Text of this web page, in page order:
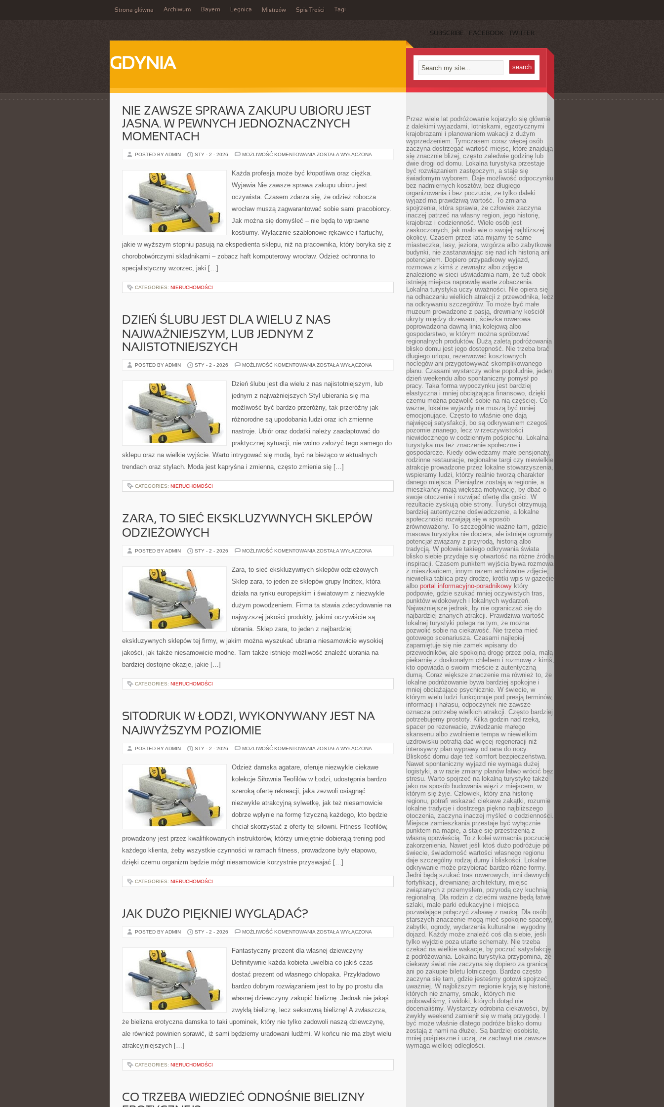
Strona główna Archiwum Bayern Legnica Mistrzów Spis Treści Tagi
SUBSCRIBE FACEBOOK TWITTER
GDYNIA
NIE ZAWSZE SPRAWA ZAKUPU UBIORU JEST
JASNA. W PEWNYCH JEDNOZNACZNYCH
MOMENTACH
POSTED BY ADMIN STY - 2 - 2026 MOŻLIWOŚĆ KOMENTOWANIA NIE
ZAKUPU
UBIORU
JASNA.
PEWNYCH
MOMENTACH
ZOSTAŁA WYŁĄCZONA
Każda profesja może być kłopotliwa oraz ciężka.
Wyjawia Nie zawsze sprawa zakupu ubioru jest
oczywista. Czasem zdarza się, że odzież robocza
wrocław muszą zagwarantować sobie sami pracobiorcy.
Jak można się domyśleć – nie będą to wprawne
kostiumy. Wyłącznie szablonowe rękawice i fartuchy,
jakie w wyższym stopniu pasują na ekspedienta sklepu, niż na pracownika, który boryka się z
chorobotwórczymi składnikami – zobacz haft komputerowy wrocław. Odzież ochronna to
specjalistyczny wzorzec, jaki […]
CATEGORIES: NIERUCHOMOŚCI
DZIEŃ ŚLUBU JEST DLA WIELU Z NAS
NAJWAŻNIEJSZYM, LUB JEDNYM Z
NAJISTOTNIEJSZYCH
POSTED BY ADMIN STY - 2 - 2026 MOŻLIWOŚĆ KOMENTOWANIA DZIEŃ
WIELU
NAS
LUB
Z
ZOSTAŁA WYŁĄCZONA
Dzień ślubu jest dla wielu z nas najistotniejszym, lub
jednym z najważniejszych Styl ubierania się ma
możliwość być bardzo przeróżny, tak przeróżny jak
różnorodne są upodobania ludzi oraz ich zmienne
nastroje. Ubiór oraz dodatki należy zaadaptować do
praktycznej sytuacji, nie wolno założyć tego samego do
sklepu oraz na wielkie wyjście. Warto intrygować się modą, być na bieżąco w aktualnych
trendach oraz stylach. Moda jest kapryśna i zmienna, często zmienia się […]
CATEGORIES: NIERUCHOMOŚCI
ZARA, TO SIEĆ EKSKLUZYWNYCH SKLEPÓW
ODZIEŻOWYCH
POSTED BY ADMIN STY - 2 - 2026 MOŻLIWOŚĆ KOMENTOWANIA ZARA,
EKSKLUZYWNYCH
SKLEPÓW
ZOSTAŁA WYŁĄCZONA
Zara, to sieć ekskluzywnych sklepów odzieżowych
Sklep zara, to jeden ze sklepów grupy Inditex, która
działa na rynku europejskim i światowym z niezwykle
dużym powodzeniem. Firma ta stawia zdecydowanie na
najwyższej jakości produkty, jakimi oczywiście są
ubrania. Sklep zara, to jeden z najbardziej
ekskluzywnych sklepów tej firmy, w jakim można wyszukać ubrania niesamowicie wysokiej
jakości, jak także niesamowicie modne. Tam także istnieje możliwość znaleźć ubrania na
bardziej dostojne okazje, jakie […]
CATEGORIES: NIERUCHOMOŚCI
SITODRUK W ŁODZI, WYKONYWANY JEST NA
NAJWYŻSZYM POZIOMIE
POSTED BY ADMIN STY - 2 - 2026 MOŻLIWOŚĆ KOMENTOWANIA SITODRUK
WYKONYWANY
JEST
NAJWYŻSZYM
ZOSTAŁA WYŁĄCZONA
Odzież damska agatare, oferuje niezwykle ciekawe
kolekcje Siłownia Teofilów w Łodzi, udostępnia bardzo
szeroką ofertę rekreacji, jaka zezwoli osiągnąć
niezwykle atrakcyjną sylwetkę, jak też niesamowicie
dobrze wpłynie na formę fizyczną każdego, kto będzie
chciał skorzystać z oferty tej siłowni. Fitness Teofilów,
prowadzony jest przez kwalifikowanych instruktorów, którzy umiejętnie dobierają trening pod
każdego klienta, żeby wszystkie czynności w ramach fitness, prowadzone były etapowo,
dzięki czemu organizm będzie mógł niesamowicie korzystnie przyswajać […]
CATEGORIES: NIERUCHOMOŚCI
JAK DUŻO PIĘKNIEJ WYGLĄDAĆ?
POSTED BY ADMIN STY - 2 - 2026 MOŻLIWOŚĆ KOMENTOWANIA JAK
WYGLĄDAĆ?
ZOSTAŁA WYŁĄCZONA
Fantastyczny prezent dla własnej dziewczyny
Definitywnie każda kobieta uwielbia co jakiś czas
dostać prezent od własnego chłopaka. Przykładowo
bardzo dobrym rozwiązaniem jest to by po prostu dla
własnej dziewczyny zakupić bieliznę. Jednak nie jakąś
zwykłą bieliznę, lecz seksowną bieliznę! A zwłaszcza,
że bielizna erotyczna damska to taki upominek, który nie tylko zadowoli naszą dziewczynę,
ale również powinien sprawić, iż sami będziemy uradowani ludźmi. W końcu nie ma zbyt wielu
atrakcyjniejszych […]
CATEGORIES: NIERUCHOMOŚCI
CO TRZEBA WIEDZIEĆ ODNOŚNIE BIELIZNY
Przez wiele lat podróżowanie kojarzyło się głównie
z dalekimi wyjazdami, lotniskami, egzotycznymi
krajobrazami i planowaniem wakacji z dużym
wyprzedzeniem. Tymczasem coraz więcej osób
zaczyna dostrzegać wartość miejsc, które znajdują
się znacznie bliżej, często zaledwie godzinę lub
dwie drogi od domu. Lokalna turystyka przestaje
być rozwiązaniem zastępczym, a staje się
świadomym wyborem. Daje możliwość odpoczynku
bez nadmiernych kosztów, bez długiego
organizowania i bez poczucia, że tylko daleki
wyjazd ma prawdziwą wartość. To zmiana
spojrzenia, która sprawia, że człowiek zaczyna
inaczej patrzeć na własny region, jego historię,
krajobraz i codzienność. Wiele osób jest
zaskoczonych, jak mało wie o swojej najbliższej
okolicy. Czasem przez lata mijamy te same
miasteczka, lasy, jeziora, wzgórza albo zabytkowe
budynki, nie zastanawiając się nad ich historią ani
potencjałem. Dopiero przypadkowy wyjazd,
rozmowa z kimś z zewnątrz albo zdjęcie
znalezione w sieci uświadamia nam, że tuż obok
istnieją miejsca naprawdę warte zobaczenia.
Lokalna turystyka uczy uważności. Nie opiera się
na odhaczaniu wielkich atrakcji z przewodnika, lecz
na odkrywaniu szczegółów. To może być małe
muzeum prowadzone z pasją, drewniany kościół
ukryty między drzewami, ścieżka rowerowa
poprowadzona dawną linią kolejową albo
gospodarstwo, w którym można spróbować
regionalnych produktów. Dużą zaletą podróżowania
blisko domu jest jego dostępność. Nie trzeba brać
długiego urlopu, rezerwować kosztownych
noclegów ani przygotowywać skomplikowanego
planu. Czasami wystarczy wolne popołudnie, jeden
dzień weekendu albo spontaniczny pomysł po
pracy. Taka forma wypoczynku jest bardziej
elastyczna i mniej obciążająca finansowo, dzięki
czemu można pozwolić sobie na nią częściej. Co
ważne, lokalne wyjazdy nie muszą być mniej
emocjonujące. Często to właśnie one dają
najwięcej satysfakcji, bo są odkrywaniem czegoś
pozornie znanego, lecz w rzeczywistości
niewidocznego w codziennym pośpiechu. Lokalna
turystyka ma też znaczenie społeczne i
gospodarcze. Kiedy odwiedzamy małe pensjonaty,
rodzinne restauracje, regionalne targi czy niewielkie
atrakcje prowadzone przez lokalne stowarzyszenia,
wspieramy ludzi, którzy realnie tworzą charakter
danego miejsca. Pieniądze zostają w regionie, a
mieszkańcy mają większą motywację, by dbać o
swoje otoczenie i rozwijać ofertę dla gości. W
rezultacie zyskują obie strony. Turyści otrzymują
bardziej autentyczne doświadczenie, a lokalne
społeczności rozwijają się w sposób
zrównoważony. To szczególnie ważne tam, gdzie
masowa turystyka nie dociera, ale istnieje ogromny
potencjał związany z przyrodą, historią albo
tradycją. W połowie takiego odkrywania świata
blisko siebie przydaje się otwartość na różne źródła
inspiracji. Czasem punktem wyjścia bywa rozmowa
z mieszkańcem, innym razem archiwalne zdjęcie,
niewielka tablica przy drodze, krótki wpis w gazecie
albo portal informacyjno-poradnikowy który
podpowie, gdzie szukać mniej oczywistych tras,
punktów widokowych i lokalnych wydarzeń.
Najważniejsze jednak, by nie ograniczać się do
najbardziej znanych atrakcji. Prawdziwa wartość
lokalnej turystyki polega na tym, że można
pozwolić sobie na ciekawość. Nie trzeba mieć
gotowego scenariusza. Czasami najlepiej
zapamiętuje się nie zamek wpisany do
przewodników, ale spokojną drogę przez pola, małą
piekarnię z doskonałym chlebem i rozmowę z kimś,
kto opowiada o swoim mieście z autentyczną
dumą. Coraz większe znaczenie ma również to, że
lokalne podróżowanie bywa bardziej spokojne i
mniej obciążające psychicznie. W świecie, w
którym wielu ludzi funkcjonuje pod presją terminów,
informacji i hałasu, odpoczynek nie zawsze
oznacza potrzebę wielkich atrakcji. Często bardziej
potrzebujemy prostoty. Kilka godzin nad rzeką,
spacer po rezerwacie, zwiedzanie małego
skansenu albo zwolnienie tempa w niewielkim
uzdrowisku potrafią dać więcej regeneracji niż
intensywny plan wyprawy od rana do nocy.
Bliskość domu daje też komfort bezpieczeństwa.
Nawet spontaniczny wyjazd nie wymaga dużej
logistyki, a w razie zmiany planów łatwo wrócić bez
stresu. Warto spojrzeć na lokalną turystykę także
jako na sposób budowania więzi z miejscem, w
którym się żyje. Człowiek, który zna historię
regionu, potrafi wskazać ciekawe zakątki, rozumie
lokalne tradycje i dostrzega piękno najbliższego
otoczenia, zaczyna inaczej myśleć o codzienności.
Miejsce zamieszkania przestaje być wyłącznie
punktem na mapie, a staje się przestrzenią z
własną opowieścią. To z kolei wzmacnia poczucie
zakorzenienia. Nawet jeśli ktoś dużo podróżuje po
świecie, świadomość wartości własnego regionu
daje szczególny rodzaj dumy i bliskości. Lokalne
odkrywanie może przybierać bardzo różne formy.
Jedni będą szukać tras rowerowych, inni dawnych
fortyfikacji, drewnianej architektury, miejsc
związanych z przemysłem, przyrodą czy kuchnią
regionalną. Dla rodzin z dziećmi ważne będą łatwe
szlaki, małe parki edukacyjne i miejsca
pozwalające połączyć zabawę z nauką. Dla osób
starszych znaczenie mogą mieć spokojne spacery,
zabytki, ogrody, wydarzenia kulturalne i wygodny
dojazd. Każdy może znaleźć coś dla siebie, jeśli
tylko wyjdzie poza utarte schematy. Nie trzeba
czekać na wielkie wakacje, by poczuć satysfakcję
z podróżowania. Lokalna turystyka przypomina, że
ciekawy świat nie zaczyna się dopiero za granicą
ani po zakupie biletu lotniczego. Bardzo często
zaczyna się tam, gdzie jesteśmy gotowi spojrzeć
uważniej. W najbliższym regionie kryją się historie,
których nie znamy, smaki, których nie
próbowaliśmy, i widoki, których dotąd nie
docenialiśmy. Wystarczy odrobina ciekawości, by
zwykły weekend zamienił się w małą przygodę. I
być może właśnie dlatego podróże blisko domu
zostają z nami na dłużej. Są bardziej osobiste,
mniej pośpieszne i uczą, że zachwyt nie zawsze
wymaga wielkiej odległości.